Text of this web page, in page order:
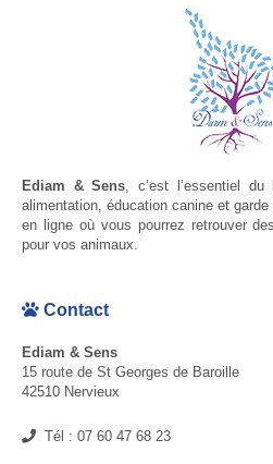
Ediam & Sens, c’est l’essentiel
alimentation, éducation canine et
en ligne où vous pourrez retrouver
pour vos animaux.
Contact
Ediam & Sens
15 route de St Georges de Baroille
42510 Nervieux
Tél : 07 60 47 68 23